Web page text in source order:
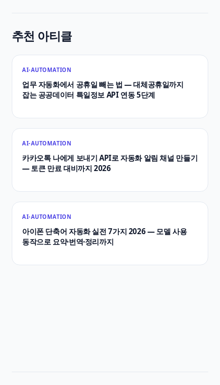
추천 아티클
AI-AUTOMATION
업무 자동화에서 공휴일 빼는 법 — 대체공휴일까지
잡는 공공데이터 특일정보 API 연동 5단계
AI-AUTOMATION
카카오톡 나에게 보내기 API로 자동화 알림 채널 만들기
— 토큰 만료 대비까지 2026
AI-AUTOMATION
아이폰 단축어 자동화 실전 7가지 2026 — 모델 사용
동작으로 요약·번역·정리까지